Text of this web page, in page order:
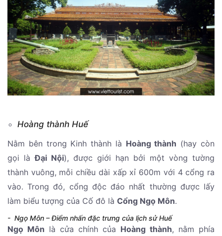
Hoàng thành Huế
Nằm bên trong Kinh thành là Hoàng thành (hay còn
gọi làĐại Nội), được giới hạn bởi một vòng tường
thành vuông, mỗi chiều dài xấp xỉ 600m với 4 cổng ra
vào. Trong đó, cổng độc đáo nhất thường được lấy
làm biểu tượng của Cố đô là Cổng Ngọ Môn.
- Ngọ Môn – Điểm nhấn đặc trưng của lịch sử Huế
Ngọ Môn là cửa chính của Hoàng thành, nằm phía